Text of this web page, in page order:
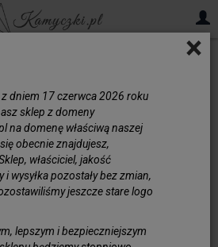
×
dniem 17 czerwca 2026 roku
sklep z domeny
na domenę właściwą naszej
obecnie znajdujesz,
właściciel, jakość
i wysyłka pozostały bez zmian,
jeszcze stare logo
lepszym i bezpieczniejszym
- Akwamaryn
jest jednym z najbardziej
kamieni szlachetnych na świecie.
wywodzi się z łacińskich słów
i marina (morze), co doskonale
barwę przypominającą